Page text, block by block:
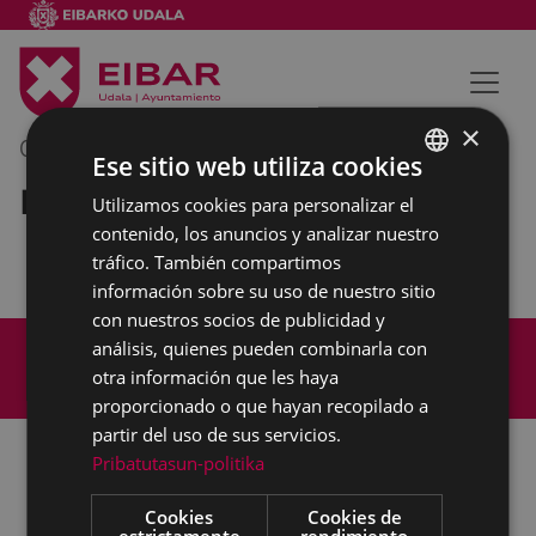
07/06/2018
Rueda de prensa
Aviso legal
Política de cookies
Accesibilidad
BASQUE
SPANISH
×
Ese sitio web utiliza cookies
Utilizamos cookies para personalizar el
contenido, los anuncios y analizar nuestro
tráfico. También compartimos
información sobre su uso de nuestro sitio
con nuestros socios de publicidad y
análisis, quienes pueden combinarla con
otra información que les haya
proporcionado o que hayan recopilado a
partir del uso de sus servicios.
Pribatutasun-politika
Cookies
Cookies de